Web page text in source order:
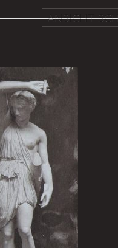
ANSICHT